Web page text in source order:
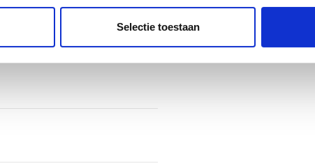
Ook delen we informatie over uw gebruik van onze site met
Deze partners kunnen deze gegevens combineren met
Selectie toestaan